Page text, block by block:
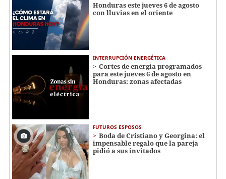
Honduras este jueves 6 de agosto
con lluvias en el oriente
INTERRUPCIÓN ENERGÉTICA
Cortes de energía programados
para este jueves 6 de agosto en
Honduras: zonas afectadas
FUTUROS ESPOSOS
Boda de Cristiano y Georgina: el
impensable regalo que la pareja
pidió a sus invitados